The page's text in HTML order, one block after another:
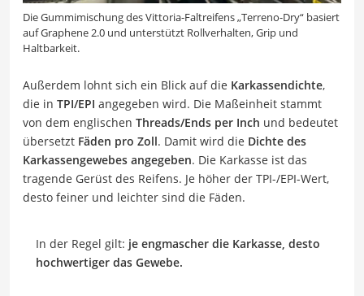
Die Gummimischung des Vittoria-Faltreifens „Terreno-Dry“ basiert
auf Graphene 2.0 und unterstützt Rollverhalten, Grip und
Haltbarkeit.
Außerdem lohnt sich ein Blick auf die Karkassendichte,
die in TPI/EPI angegeben wird. Die Maßeinheit stammt
von dem englischen Threads/Ends per Inch und bedeutet
übersetzt Fäden pro Zoll. Damit wird die Dichte des
Karkassengewebes angegeben. Die Karkasse ist das
tragende Gerüst des Reifens. Je höher der TPI-/EPI-Wert,
desto feiner und leichter sind die Fäden.
In der Regel gilt: je engmascher die Karkasse, desto
hochwertiger das Gewebe.